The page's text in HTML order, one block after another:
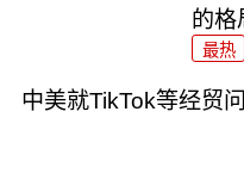
的格
最热
中美就TikTok等经贸